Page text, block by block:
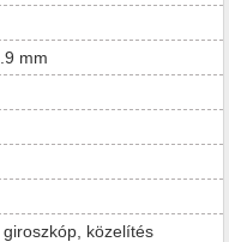
mm
közelítés